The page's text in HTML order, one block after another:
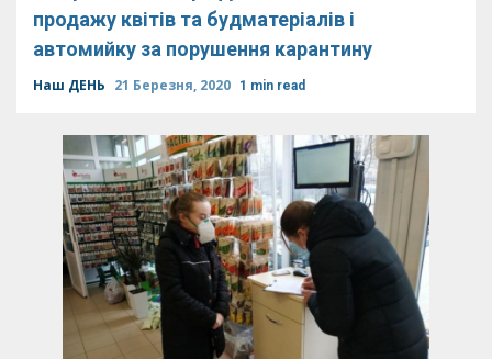
продажу квітів та будматеріалів і
автомийку за порушення карантину
Наш ДЕНЬ 21 Березня, 2020 1 min read